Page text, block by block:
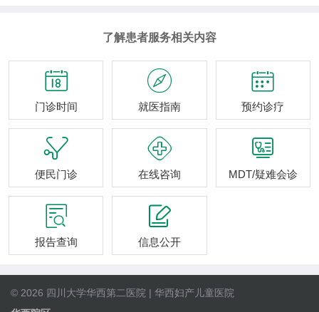
了解患者服务相关内容

门诊时间

就医指南

预约诊疗

便民门诊

在线咨询

MDT/疑难会诊

报告查询

信息公开
© 2026 四川大学华西第二医院 | 华西妇产儿童医院